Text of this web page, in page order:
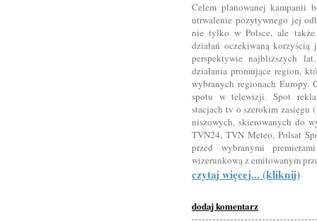
Celem planowanej kampanii
utrwalenie pozytywnego jej
nie tylko w Polsce, ale także
działań oczekiwaną
perspektywie najbliższych
działania promujące region,
wybranych regionach Europy.
spotu w telewizji. Spot
stacjach tv o szerokim zasięgu
niszowych, skierowanych do
TVN24, TVN Meteo, Polsat
przed wybranymi
wizerunkową z emitowanym
czytaj więcej... (kliknij)
dodaj komentarz